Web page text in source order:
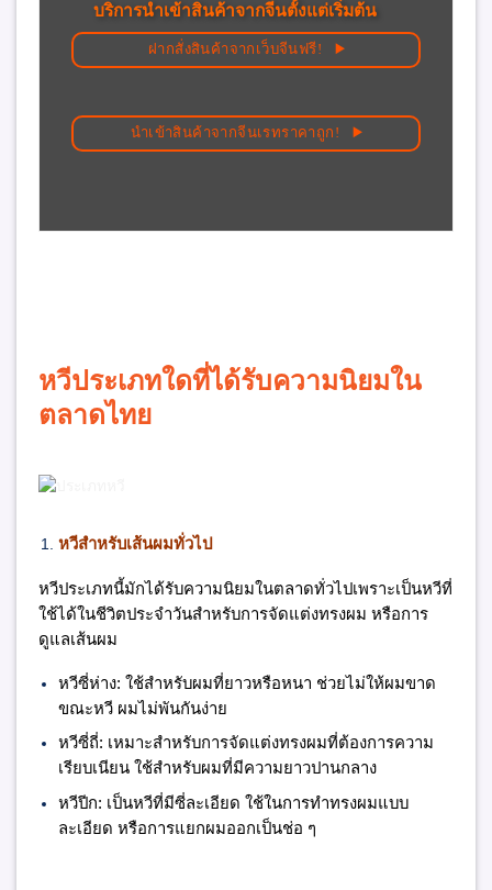
บริการนำเข้าสินค้าจากจีนตั้งแต่เริ่มต้น
ฝากสั่งสินค้าจากเว็บจีนฟรี!
นำเข้าสินค้าจากจีนเรทราคาถูก!
หวีประเภทใดที่ได้รับความนิยมใน
ตลาดไทย
หวีสำหรับเส้นผมทั่วไป
หวีประเภทนี้มักได้รับความนิยมในตลาดทั่วไปเพราะเป็นหวีที่
ใช้ได้ในชีวิตประจำวันสำหรับการจัดแต่งทรงผม หรือการ
ดูแลเส้นผม
หวีซี่ห่าง: ใช้สำหรับผมที่ยาวหรือหนา ช่วยไม่ให้ผมขาด
ขณะหวี ผมไม่พันกันง่าย
หวีซี่ถี่: เหมาะสำหรับการจัดแต่งทรงผมที่ต้องการความ
เรียบเนียน ใช้สำหรับผมที่มีความยาวปานกลาง
หวีปีก: เป็นหวีที่มีซี่ละเอียด ใช้ในการทำทรงผมแบบ
ละเอียด หรือการแยกผมออกเป็นช่อ ๆ